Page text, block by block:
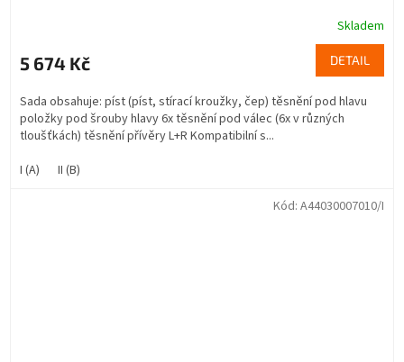
Skladem
5 674 Kč DETAIL
Sada obsahuje: píst (píst, stírací kroužky, čep) těsnění pod hlavu
položky pod šrouby hlavy 6x těsnění pod válec (6x v různých
tloušťkách) těsnění přívěry L+R Kompatibilní s...
I (A)
II (B)
Kód: A44030007010/I